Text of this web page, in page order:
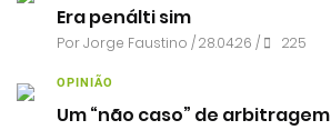
Era penálti sim
PorJorge Faustino / 28.04.26 / 225
OPINIÃO
Um “não caso” de arbitragem